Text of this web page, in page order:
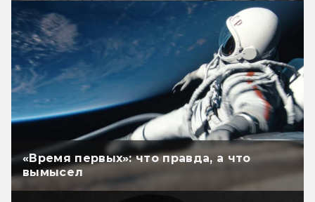
«Время первых»: что правда, а что
вымысел